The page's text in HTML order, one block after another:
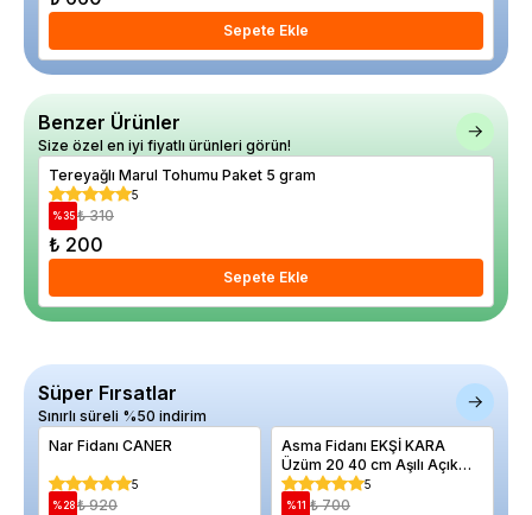
Sepete Ekle
Benzer Ürünler
Size özel en iyi fiyatlı ürünleri görün!
Tereyağlı Marul Tohumu Paket 5 gram
5
%35 ₺ 310
₺ 200
Sepete Ekle
Süper Fırsatlar
Sınırlı süreli %50 indirim
Nar Fidanı CANER
5
%28 ₺ 920
Asma Fidanı EKŞİ KARA
Üzüm 20 40 cm Aşılı Açık
Köklü
5
%11 ₺ 700